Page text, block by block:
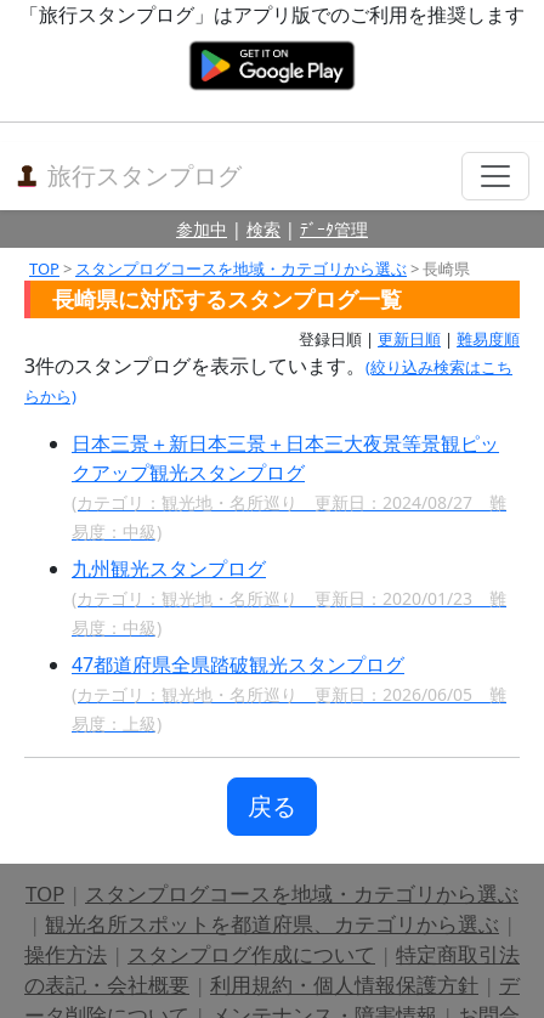
「旅行スタンプログ」はアプリ版でのご利用を推奨します
旅行スタンプログ
参加中 | 検索 | ﾃﾞｰﾀ管理
TOP> スタンプログコースを地域・カテゴリから選ぶ> 長崎県
長崎県に対応するスタンプログ一覧
登録日順 | 更新日順 | 難易度順
3件のスタンプログを表示しています。
(絞り込み検索はこち
らから)
日本三景＋新日本三景＋日本三大夜景等景観ピッ
クアップ観光スタンプログ
(カテゴリ：観光地・名所巡り 更新日：2024/08/27 難
易度：中級)
九州観光スタンプログ
(カテゴリ：観光地・名所巡り 更新日：2020/01/23 難
易度：中級)
47都道府県全県踏破観光スタンプログ
(カテゴリ：観光地・名所巡り 更新日：2026/06/05 難
易度：上級)
戻る
TOP | スタンプログコースを地域・カテゴリから選ぶ
| 観光名所スポットを都道府県、カテゴリから選ぶ |
操作方法 | スタンプログ作成について | 特定商取引法
の表記・会社概要 | 利用規約・個人情報保護方針 | デ